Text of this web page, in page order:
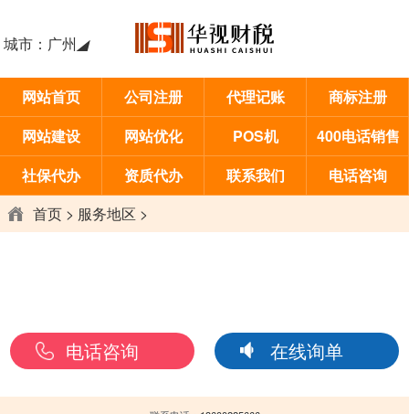
城市： 广州◢
网站首页 公司注册 代理记账
商标注册
网站建设
网站优化 POS机
400电话销售
社保代办
资质代办 联系我们
电话咨询
首页 > 服务地区 >
电话咨询 在线询单